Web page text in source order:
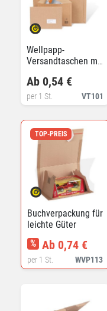
Wellpapp-
Versandtaschen mit
VT101
Ab 0,54 €
per 1 St.
TOP-PREIS
Buchverpackung für
leichte Güter
WVP113
% Ab 0,74 €
per 1 St.